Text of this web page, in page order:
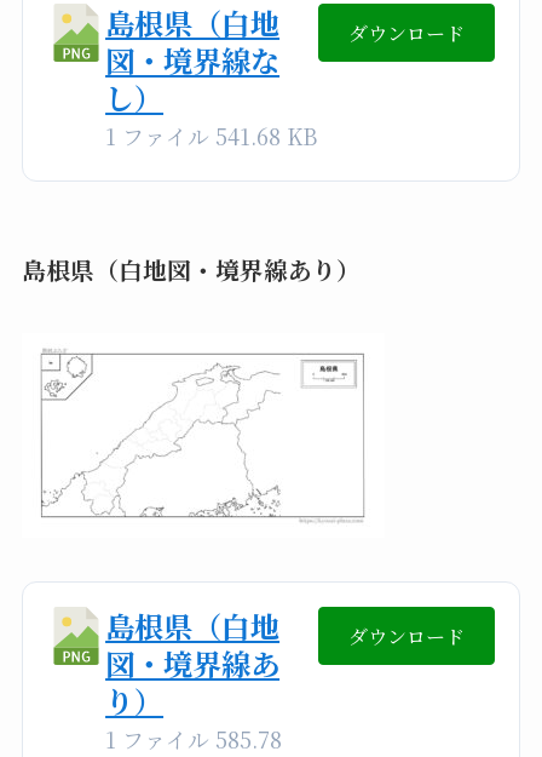
島根県（白地
図・境界線な
し）
1 ファイル 541.68 KB
ダウンロード
島根県（白地図・境界線あり）
島根県（白地
図・境界線あ
り）
1 ファイル 585.78
ダウンロード